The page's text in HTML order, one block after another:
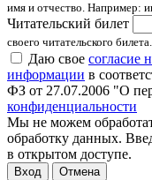
имя и отчество. Например:
Читательский билет
своего читательского билета.
Даю свое согласие
информации в
ФЗ от 27.07.2006 "О
конфиденциальности
Мы не можем
обработку данных.
в открытом доступе.
Отмена